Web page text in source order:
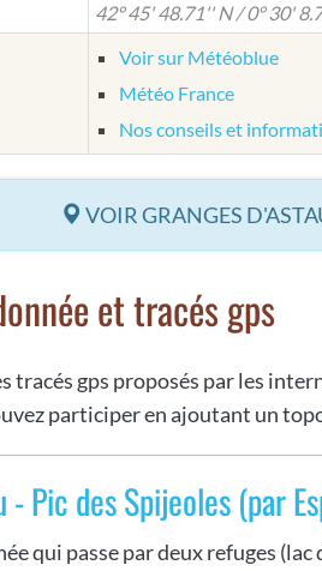
42° 45' 48.71'' N / 0° 30'
Voir sur Météoblue
Météo France
Nos conseils et
VOIR GRANGES
et tracés gps
tracés gps proposés par les
participer en ajoutant un
- Pic des Spijeoles (par
qui passe par deux refuges